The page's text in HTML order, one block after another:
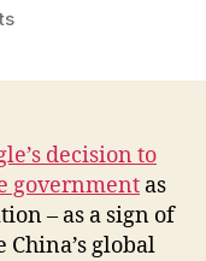
on
Economic
Model
decision to
government as
– as a sign of
global